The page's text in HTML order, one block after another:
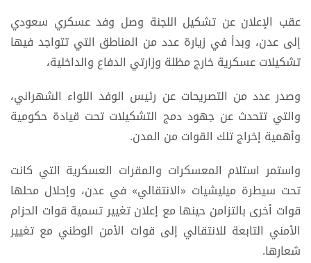
عقب الإعلان عن تشكيل اللجنة وصل وفد عسكري سعودي
إلى عدن، وبدأ في زيارة عدد من المناطق التي تتواجد فيها
تشكيلات عسكرية خارج مظلة وزارتي الدفاع والداخلية،
وصدر عدد من التصريحات عن رئيس الوفد اللواء الشهراني،
والتي تتحدث عن جهود دمج التشكيلات تحت قيادة حكومية
وأهمية إخراج تلك القوات من المدن.
واستمر استلام المعسكرات والمقرات العسكرية التي كانت
تحت سيطرة ميليشيات «الانتقالي» في عدن، وإحلال محلها
قوات أخرى بالتزامن حينها مع إعلان تغيير تسمية قوات الحزام
الأمني التابعة للانتقالي إلى قوات الأمن الوطني مع تغيير
شعارها.